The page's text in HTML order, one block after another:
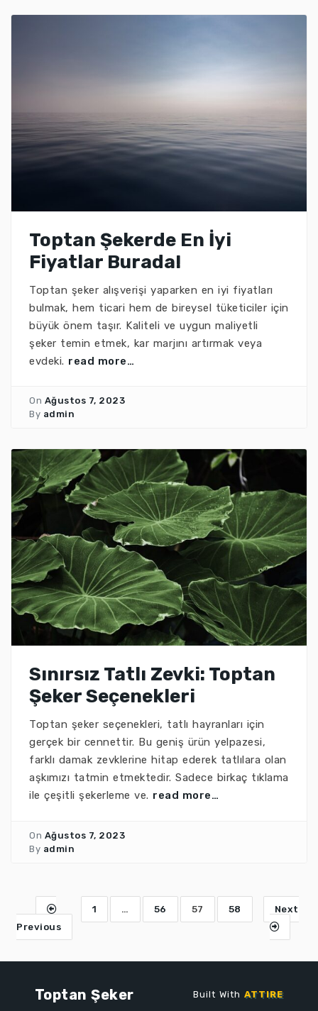
Toptan Şekerde En İyi
Fiyatlar Burada!
Toptan şeker alışverişi yaparken en iyi fiyatları
bulmak, hem ticari hem de bireysel tüketiciler için
büyük önem taşır. Kaliteli ve uygun maliyetli
şeker temin etmek, kar marjını artırmak veya
evdeki. read more…
On Ağustos 7, 2023
By admin
Sınırsız Tatlı Zevki: Toptan
Şeker Seçenekleri
Toptan şeker seçenekleri, tatlı hayranları için
gerçek bir cennettir. Bu geniş ürün yelpazesi,
farklı damak zevklerine hitap ederek tatlılara olan
aşkımızı tatmin etmektedir. Sadece birkaç tıklama
ile çeşitli şekerleme ve. read more…
On Ağustos 7, 2023
By admin
Previous
1 … 56 57 58 Next
Toptan Şeker Built WithATTIRE